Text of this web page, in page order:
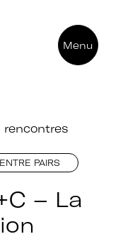
Menu
rencontres
PAIRS
– La